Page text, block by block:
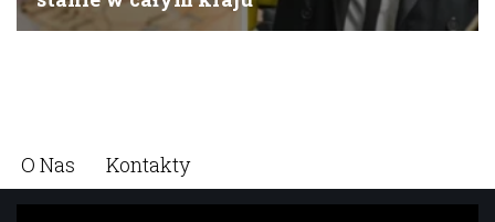
O Nas Kontakty